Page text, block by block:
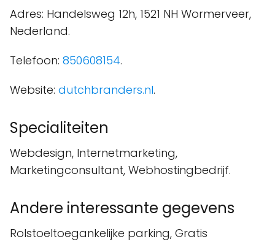
Adres: Handelsweg 12h, 1521 NH Wormerveer,
Nederland.
Telefoon: 850608154.
Website: dutchbranders.nl.
Specialiteiten
Webdesign, Internetmarketing,
Marketingconsultant, Webhostingbedrijf.
Andere interessante gegevens
Rolstoeltoegankelijke parking, Gratis